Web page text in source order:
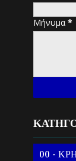
Μήνυμα*
00 -